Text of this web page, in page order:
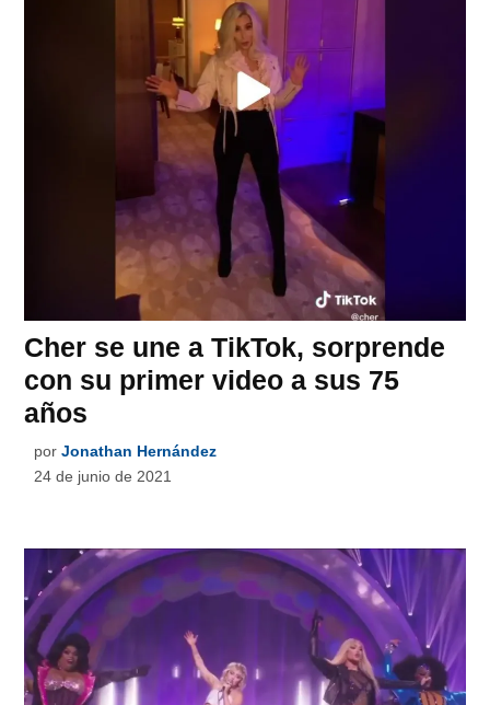
Cher se une a TikTok, sorprende
con su primer video a sus 75
años
por Jonathan Hernández
24 de junio de 2021